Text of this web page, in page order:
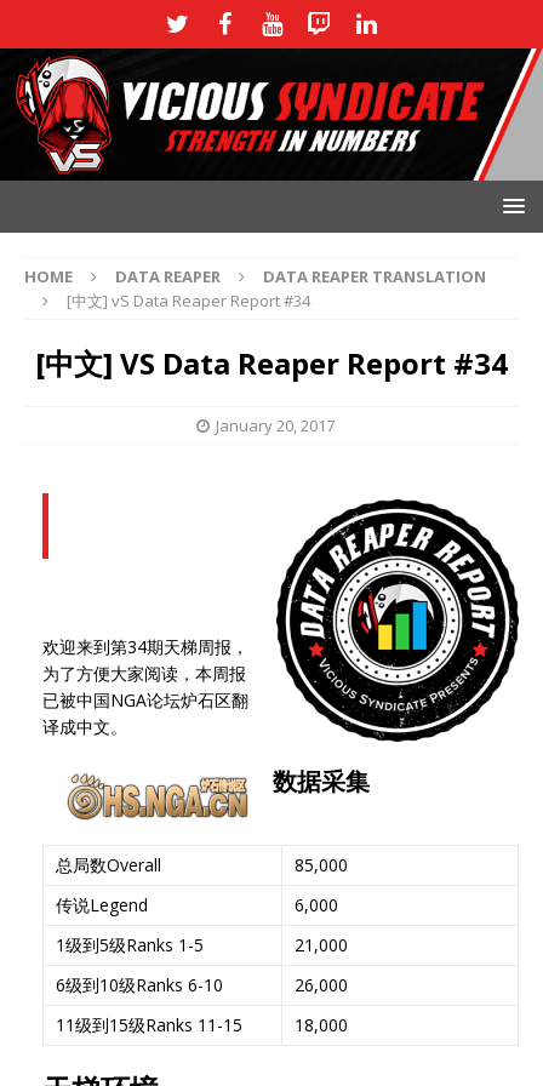
HOME DATA REAPER
DATA REAPER TRANSLATION
[中文] vS Data Reaper Report #34
[中文] VS Data Reaper Report #34
January 20, 2017
欢迎来到第34期天梯周报，
为了方便大家阅读，本周报
已被中国NGA论坛炉石区翻
译成中文。
数据采集
总局数Overall
85,000
传说Legend
6,000
1级到5级Ranks 1-5
21,000
6级到10级Ranks 6-10
26,000
11级到15级Ranks 11-15
18,000